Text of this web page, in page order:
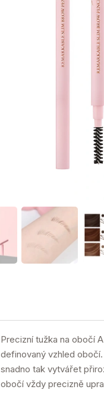
Precizní tužka na obočí
definovaný vzhled
snadno tak vytvářet
obočí vždy precizně